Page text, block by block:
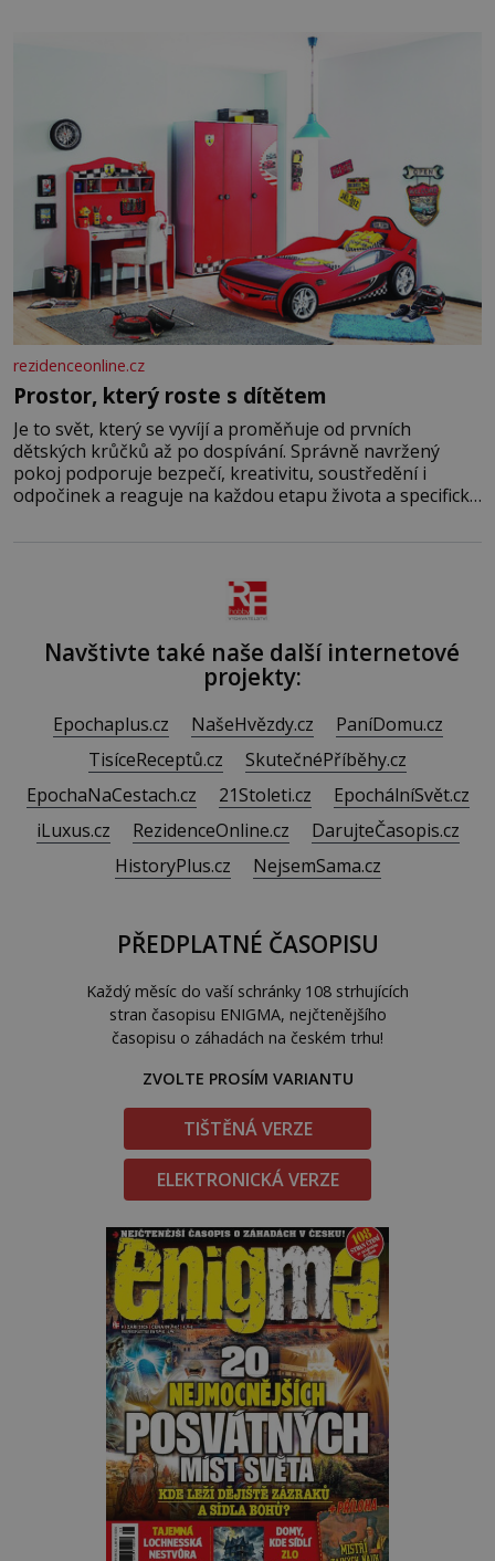
kultury ŠTETL FEST 2026. Některé návraty nejsou
jednoduché. Místa, která si člověk pamatuje z rodinných
rezidenceonline.cz
Prostor, který roste s dítětem
Je to svět, který se vyvíjí a proměňuje od prvních
dětských krůčků až po dospívání. Správně navržený
pokoj podporuje bezpečí, kreativitu, soustředění i
odpočinek a reaguje na každou etapu života a specifické
Navštivte také naše další internetové
projekty:
Epochaplus.cz NašeHvězdy.cz
PaníDomu.cz
TisíceReceptů.cz
SkutečnéPříběhy.cz
EpochaNaCestach.cz
21Stoleti.cz
EpochálníSvět.cz
iLuxus.cz
RezidenceOnline.cz
DarujteČasopis.cz
HistoryPlus.cz
NejsemSama.cz
PŘEDPLATNÉ ČASOPISU
Každý měsíc do vaší schránky 108 strhujících
stran časopisu ENIGMA, nejčtenějšího
časopisu o záhadách na českém trhu!
ZVOLTE PROSÍM VARIANTU
TIŠTĚNÁ VERZE
ELEKTRONICKÁ VERZE